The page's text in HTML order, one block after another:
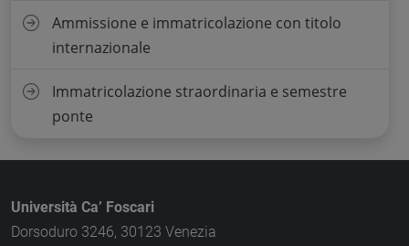
Ammissione e immatricolazione con titolo
internazionale
Immatricolazione straordinaria e semestre
ponte
Università Ca’ Foscari
Dorsoduro 3246, 30123 Venezia